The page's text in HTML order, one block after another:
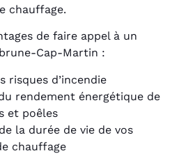
chauffage.
de faire appel à un
Cap-Martin :
risques d’incendie
rendement énergétique de
et poêles
la durée de vie de vos
chauffage